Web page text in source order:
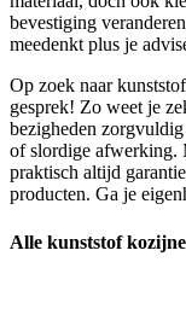
bevestiging
meedenkt plus je
Op zoek naar
gesprek! Zo weet je
bezigheden
of slordige afwerking.
praktisch altijd
producten. Ga je
Alle kunststof